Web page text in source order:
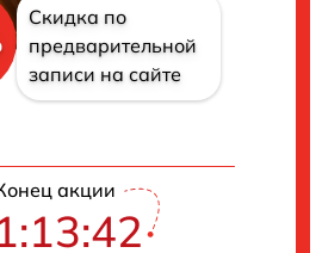
Скидка по
предварительной
записи на сайте
акции